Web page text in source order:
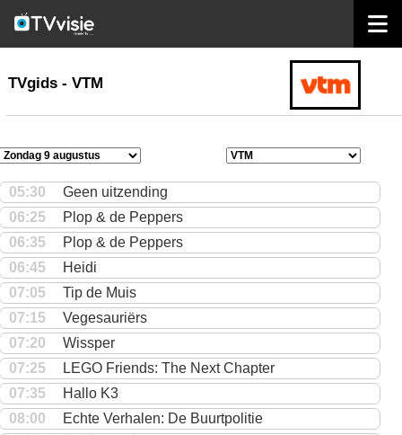
TVgids
TVgids - VTM
05:30
Geen uitzending
06:25
Plop & de Peppers
06:35
Plop & de Peppers
06:45
Heidi
07:05
Tip de Muis
07:15
Vegesauriërs
07:20
Wissper
07:25
LEGO Friends: The Next Chapter
07:35
Hallo K3
08:00
Echte Verhalen: De Buurtpolitie